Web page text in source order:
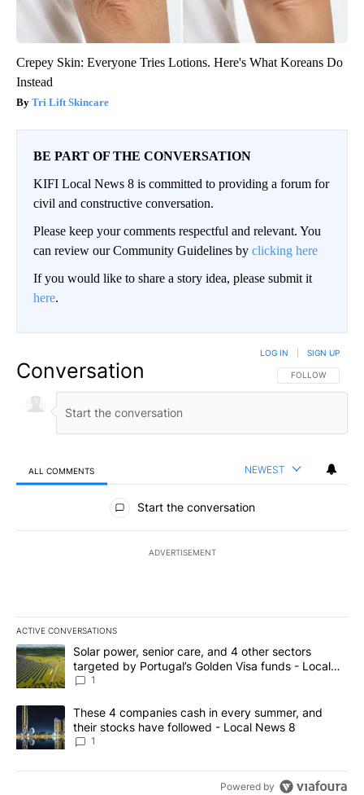
Crepey Skin: Everyone Tries Lotions. Here's What Koreans Do
Instead
Tri Lift Skincare
BE PART OF THE CONVERSATION
KIFI Local News 8 is committed to providing a forum for
civil and constructive conversation.
Please keep your comments respectful and relevant. You
can review our Community Guidelines by clicking here
If you would like to share a story idea, please submit it
here.
Conversation FOLLOW THIS
FOLLOW
LOG IN SIGN UP
ALL COMMENTS NEWEST
All Comments
Start the conversation
ADVERTISEMENT
ACTIVE CONVERSATIONS
The following is a list of the most commented articles in the last
A trending article titled "Solar power, senior care, and 4 other
Solar power, senior care, and 4 other sectors
targeted by Portugal’s Golden Visa funds - Local
News 8
1
A trending article titled "These 4 companies cash in every
These 4 companies cash in every summer, and
their stocks have followed - Local News 8
1
Powered by